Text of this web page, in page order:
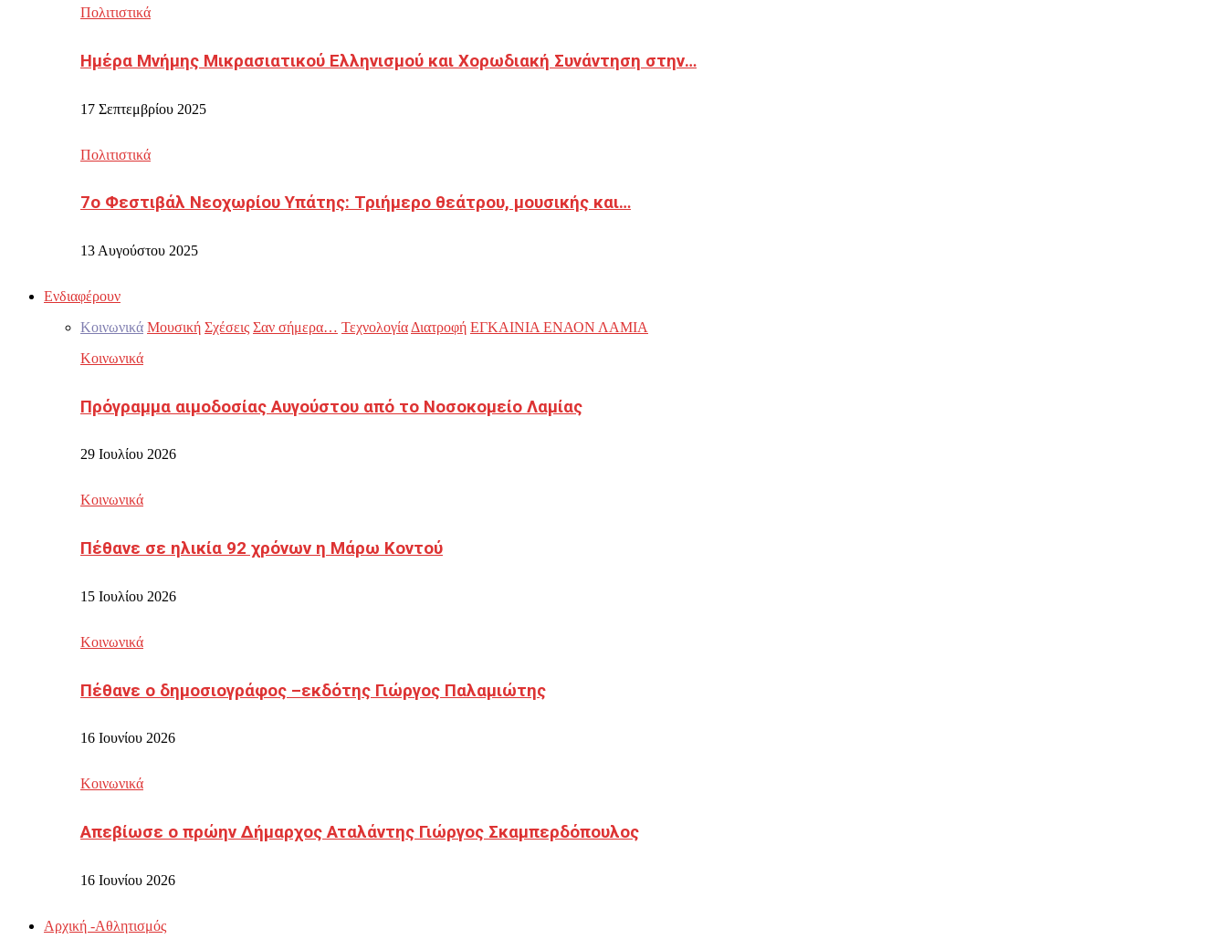
Πολιτιστικά
Ημέρα Μνήμης Μικρασιατικού Ελληνισμού και Χορωδιακή Συνάντηση στην…
17 Σεπτεμβρίου 2025
Πολιτιστικά
7ο Φεστιβάλ Νεοχωρίου Υπάτης: Τριήμερο θεάτρου, μουσικής και…
13 Αυγούστου 2025
Ενδιαφέρουν
Κοινωνικά Μουσική Σχέσεις Σαν σήμερα… Τεχνολογία Διατροφή ΕΓΚΑΙΝΙΑ ΕΝΑΟΝ ΛΑΜΙΑ
Κοινωνικά
Πρόγραμμα αιμοδοσίας Αυγούστου από το Νοσοκομείο Λαμίας
29 Ιουλίου 2026
Κοινωνικά
Πέθανε σε ηλικία 92 χρόνων η Μάρω Κοντού
15 Ιουλίου 2026
Κοινωνικά
Πέθανε ο δημοσιογράφος –εκδότης Γιώργος Παλαμιώτης
16 Ιουνίου 2026
Κοινωνικά
Απεβίωσε ο πρώην Δήμαρχος Αταλάντης Γιώργος Σκαμπερδόπουλος
16 Ιουνίου 2026
Αρχική -Αθλητισμός